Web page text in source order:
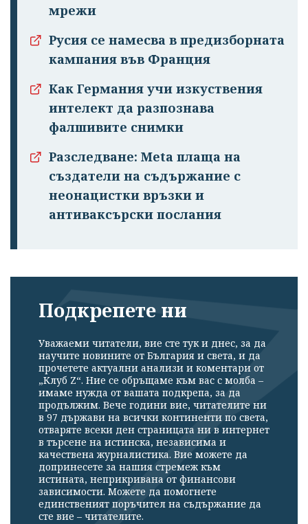
мрежи
Русия се намесва в предизборната
кампания във Франция
Как Германия учи изкуствения
интелект да разпознава
фалшивите снимки
Разследване: Meta плаща на
създатели на съдържание с
неонацистки връзки и
антиваксърски послания
Подкрепете ни
Уважаеми читатели, вие сте тук и днес, за да
научите новините от България и света, и да
прочетете актуални анализи и коментари от
„Клуб Z“. Ние се обръщаме към вас с молба –
имаме нужда от вашата подкрепа, за да
продължим. Вече години вие, читателите ни
в 97 държави на всички континенти по света,
отваряте всеки ден страницата ни в интернет
в търсене на истинска, независима и
качествена журналистика. Вие можете да
допринесете за нашия стремеж към
истината, неприкривана от финансови
зависимости. Можете да помогнете
единственият поръчител на съдържание да
сте вие – читателите.